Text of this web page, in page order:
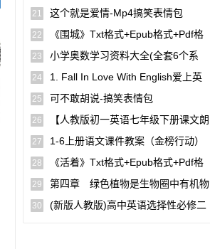
Ng!
印高清PDF电子版配套双语视频【A0049
4】
21 这个就是爱情-Mp4搞笑表情包
22
《围城》txt格式+epub格式+pdf格
式下载【A00615】
23
小学奥数学习资料大全(全套6个系
列)【A00231】
24
1. Fall In Love With English爱上英
语(40篇英语短文搞定高中高考3500个单
词)
25 可不敢胡说-搞笑表情包
26
【人教版初一英语七年级下册课文朗
读听力mp3】Unit 2
27
1-6上册语文课件教案（金榜行动）
(docx,pdf,电子版)【A02960-005】
28
《活着》txt格式+epub格式+pdf格
式下载（一生必读的60部名著）【A0055
9】
29
第四章 绿色植物是生物圈中有机物
的制造者(思维导图|教材知识全解|经典例
30
(新版人教版)高中英语选择性必修二